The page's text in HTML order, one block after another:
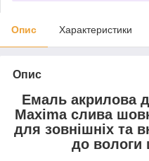
Опис Характеристики
Опис
Емаль акрилова
Maxima слива
для зовнішніх та
до вологи